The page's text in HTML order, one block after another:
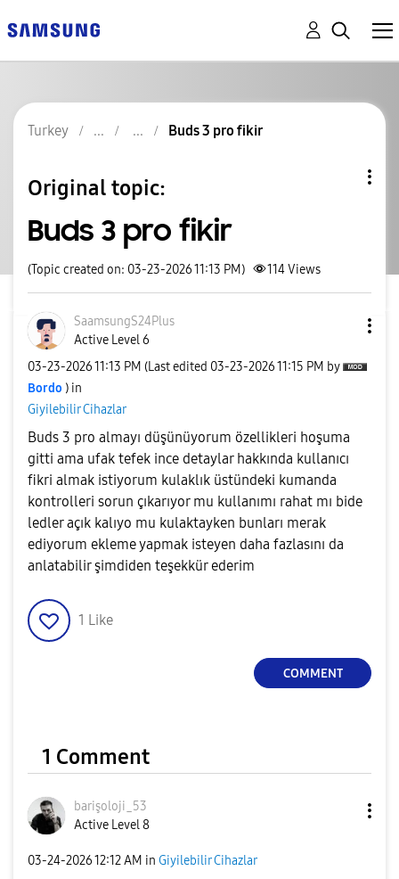
Turkey Buds 3 pro fikir
Original topic:
Buds 3 pro fikir
(Topic created on: 03-23-2026 11:13 PM) 114Views
SaamsungS24Plus
Active Level 6
‎03-23-202611:13 PM (Last edited ‎03-23-202611:15 PM by
Bordo ) in
Giyilebilir Cihazlar
Buds 3 pro almayı düşünüyorum özellikleri hoşuma
gitti ama ufak tefek ince detaylar hakkında kullanıcı
fikri almak istiyorum kulaklık üstündeki kumanda
kontrolleri sorun çıkarıyor mu kullanımı rahat mı bide
ledler açık kalıyo mu kulaktayken bunları merak
ediyorum ekleme yapmak isteyen daha fazlasını da
anlatabilir şimdiden teşekkür ederim
1 Like
COMMENT
1 Comment
barişoloji_53
Active Level 8
‎03-24-202612:12 AM in Giyilebilir Cihazlar